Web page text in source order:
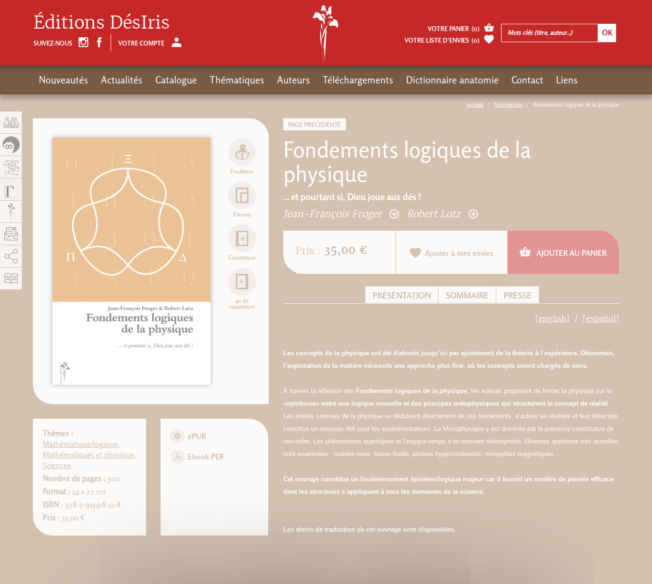
Accueil Nouveautés Fondements logiques de la physique
PAGE PRÉCÉDENTE
Fondements logiques de la
physique
... et pourtant si, Dieu joue aux dés !
Jean-François Froger Robert Lutz
Feuilleter
Format
Couverture
4e de
couverture
Thèmes :
Mathématique/logique,
Mathématiques et physique,
Sciences
Nombre de pages : 300
Format : 14 x 22 cm
ISBN : 978-2-915418-11-8
Prix: 35,00 €
ePUB
Ebook-PDF
Prix : 35,00 € Ajouter à mes envies AJOUTER AU PANIER
PRÉSENTATION SOMMAIRE PRESSE
[english] [español]
Les concepts de la physique ont été élaborés jusqu’ici par ajustement de la théorie à l’expérience. Désormais,
l’exploration de la matière nécessite une approche plus fine, où les concepts soient chargés de sens.
À travers la réflexion des Fondements logiques de la physique, les auteurs proposent de fonder la physique sur la
«symbiose» entre une logique nouvelle et des principes métaphysiques qui structurent le concept de réalité.
Les entités connues de la physique se déduisent directement de ces fondements, d’autres se révèlent et leur détection
constitue un nouveau défi pour les expérimentateurs. La Microphysique y est dominée par la présence constitutive de
non-ordre. Les phénomènes quantiques et l’espace-temps s’en trouvent réinterprétés. Diverses questions très actuelles
sont examinées : matière noire, fusion froide, atomes hypercondensés, monopôles magnétiques...
Cet ouvrage constitue un bouleversement épistémologique majeur car il fournit un modèle de pensée efficace
dont les structures s’appliquent à tous les domaines de la science.
Les droits de traduction de cet ouvrage sont disponibles.
Éditions DésIris
SUIVEZ-NOUS VOTRE COMPTE
VOTRE PANIER (0)
VOTRE LISTE D’ENVIES (0)
Nouveautés Actualités Catalogue Thématiques Auteurs Téléchargements Dictionnaire anatomie Contact Liens
AddThis est désactivé. Autoriser